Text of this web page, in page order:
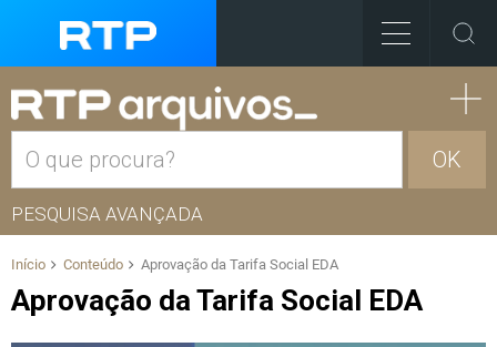
OK
PESQUISA AVANÇADA
Início Conteúdo Aprovação da Tarifa Social EDA
Aprovação da Tarifa Social EDA